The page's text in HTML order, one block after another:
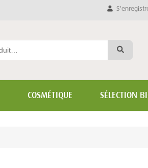
COSMÉTIQUE SÉLECTION